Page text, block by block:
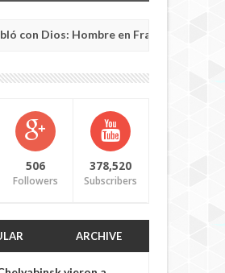
Hombre en Francia volvió a la vida
506
Followers
378,520
Subscribers
ARCHIVE